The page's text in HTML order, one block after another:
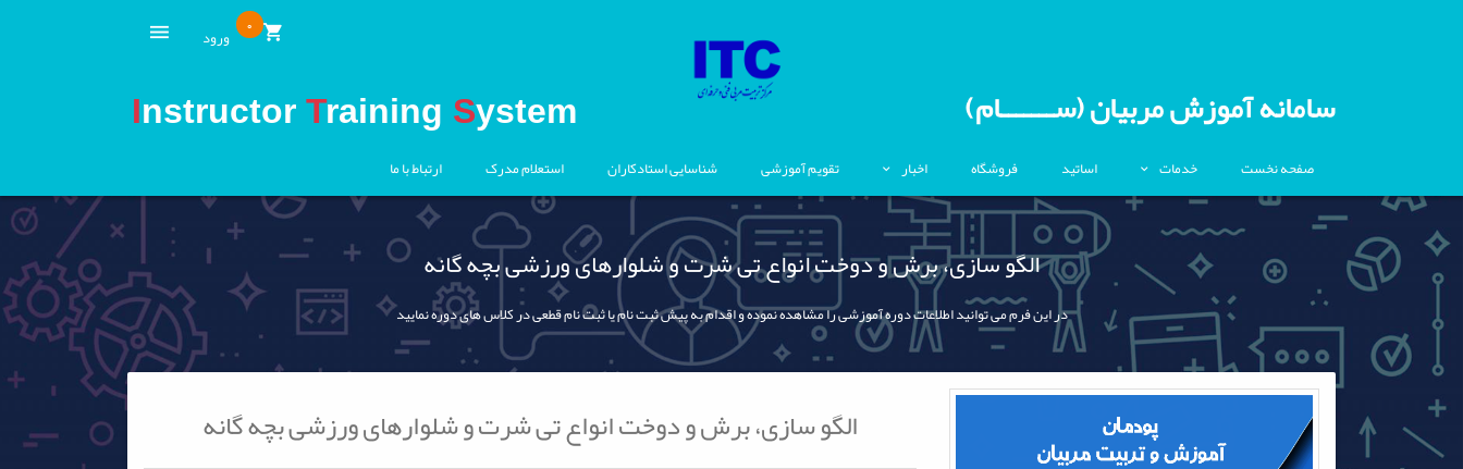
0 ورود
سامانه آموزش مربیان (ســـــــام) Instructor Training System
صفحه نخست خدمات اساتید فروشگاه اخبار تقویم آموزشی شناسایی استادکاران استعلام مدرک ارتباط با ما
الگو سازی، برش و دوخت انواع تی شرت و شلوارهای ورزشی بچه گانه
در این فرم می توانید اطلاعات دوره آموزشی را مشاهده نموده و اقدام به پیش ثبت نام یا ثبت نام قطعی در کلاس های دوره نمایید
الگو سازی، برش و دوخت انواع تی شرت و شلوارهای ورزشی بچه گانه